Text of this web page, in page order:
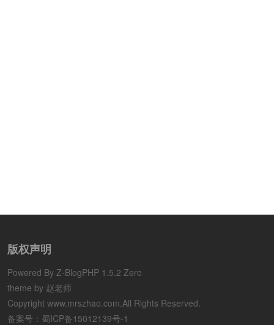
版权声明
Powered By Z-BlogPHP 1.5.2 Zero
theme by 赵老师
Copyright www.mrszhao.com.All Rights Reserved.
备案号： 蜀ICP备15012139号-1